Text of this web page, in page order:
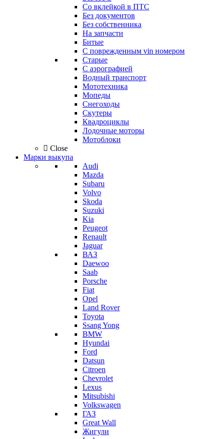
Со вклейкой в ПТС
Без документов
Без собственника
На запчасти
Битые
С поврежденным vin номером
Старые
С аэрографией
Водный транспорт
Мототехника
Мопеды
Снегоходы
Скутеры
Квадроциклы
Лодочные моторы
Мотоблоки
Close
Марки выкупа
Audi
Mazda
Subaru
Volvo
Skoda
Suzuki
Kia
Peugeot
Renault
Jaguar
ВАЗ
Daewoo
Saab
Porsche
Fiat
Opel
Land Rover
Toyota
Ssang Yong
BMW
Hyundai
Ford
Datsun
Citroen
Chevrolet
Lexus
Mitsubishi
Volkswagen
ГАЗ
Great Wall
Жигули